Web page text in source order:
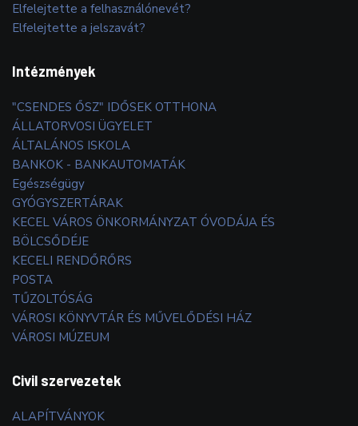
Elfelejtette a felhasználónevét?
Elfelejtette a jelszavát?
Intézmények
"CSENDES ŐSZ" IDŐSEK OTTHONA
ÁLLATORVOSI ÜGYELET
ÁLTALÁNOS ISKOLA
BANKOK - BANKAUTOMATÁK
Egészségügy
GYÓGYSZERTÁRAK
KECEL VÁROS ÖNKORMÁNYZAT ÓVODÁJA ÉS
BÖLCSŐDÉJE
KECELI RENDŐRŐRS
POSTA
TŰZOLTÓSÁG
VÁROSI KÖNYVTÁR ÉS MŰVELŐDÉSI HÁZ
VÁROSI MÚZEUM
Civil szervezetek
ALAPÍTVÁNYOK